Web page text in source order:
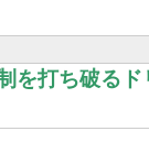
を打ち破る